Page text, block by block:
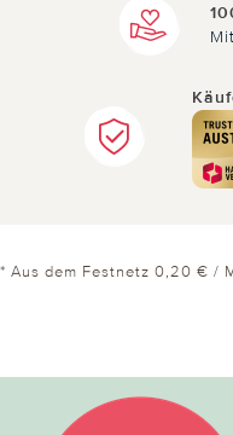
* Aus dem Festnetz 0,20 € /